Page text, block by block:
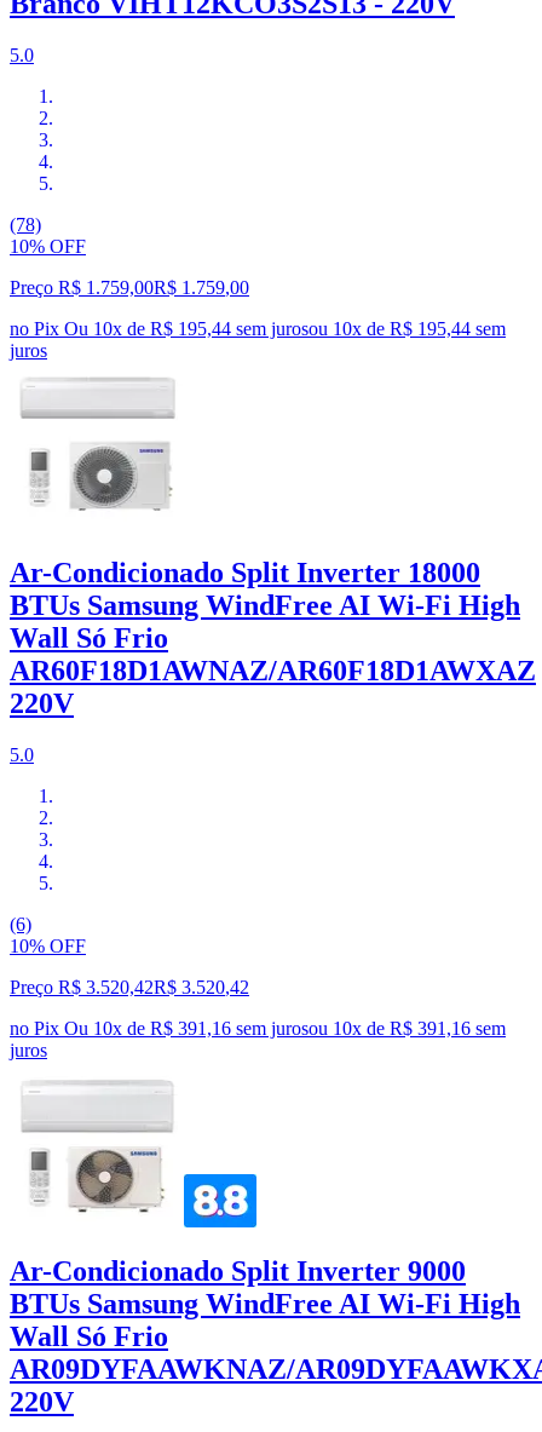
5.0
(78)
10% OFF
Preço R$ 1.759,00R$ 1.759,00
no Pix Ou 10x de R$ 195,44 sem jurosou 10x de R$ 195,44 sem
juros
Ar-Condicionado Split Inverter 18000
BTUs Samsung WindFree AI Wi-Fi High
Wall Só Frio
AR60F18D1AWNAZ/AR60F18D1AWXAZ
220V
5.0
(6)
10% OFF
Preço R$ 3.520,42R$ 3.520,42
no Pix Ou 10x de R$ 391,16 sem jurosou 10x de R$ 391,16 sem
juros
Ar-Condicionado Split Inverter 9000
BTUs Samsung WindFree AI Wi-Fi High
Wall Só Frio
AR09DYFAAWKNAZ/
220V